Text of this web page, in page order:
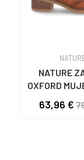
NATURE
OXFORD
63,96 €